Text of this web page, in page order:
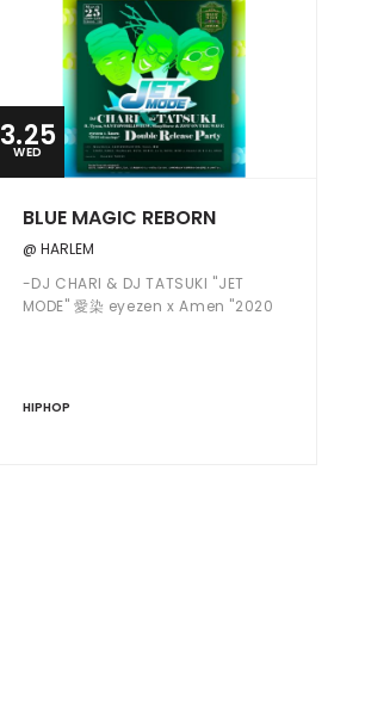
3.25
WED
BLUE MAGIC REBORN
@ HARLEM
-DJ CHARI & DJ TATSUKI "JET
MODE" 愛染 eyezen x Amen "2020
HIPHOP